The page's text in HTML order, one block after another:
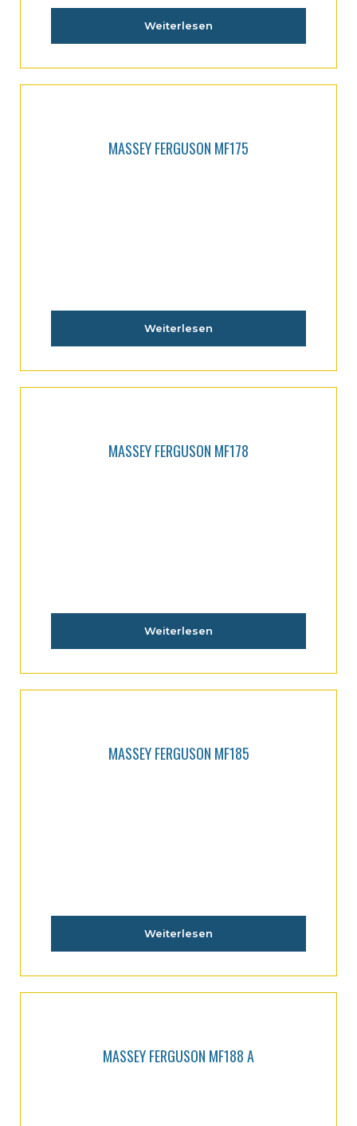
Weiterlesen
MASSEY FERGUSON MF175
Weiterlesen
MASSEY FERGUSON MF178
Weiterlesen
MASSEY FERGUSON MF185
Weiterlesen
MASSEY FERGUSON MF188 A